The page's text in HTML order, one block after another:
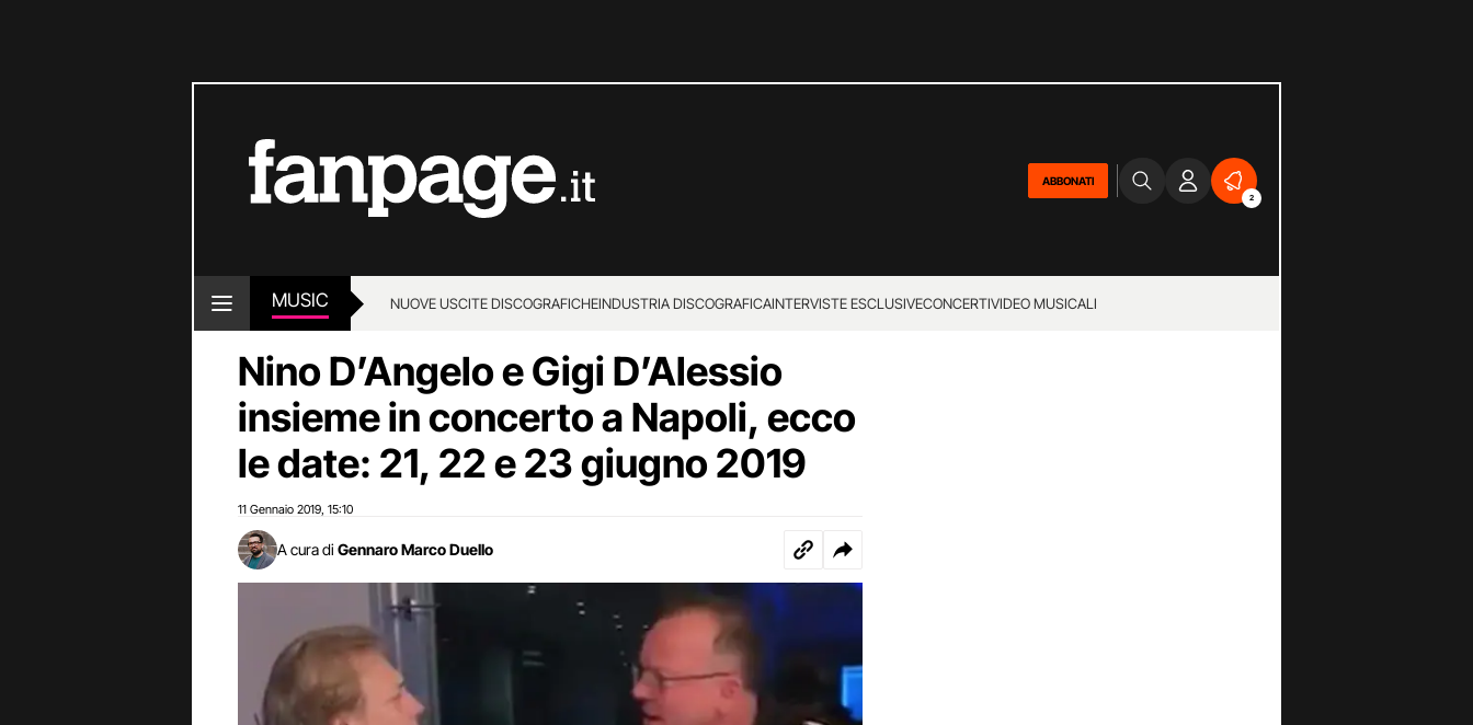
ABBONATI
2
MUSIC NUOVE USCITE DISCOGRAFICHEINDUSTRIA DISCOGRAFICAINTERVISTE ESCLUSIVECONCERTIVIDEO MUSICALI
Nino D’Angelo e Gigi D’Alessio
insieme in concerto a Napoli, ecco
le date: 21, 22 e 23 giugno 2019
11 Gennaio 2019 15:10
A cura di Gennaro Marco Duello